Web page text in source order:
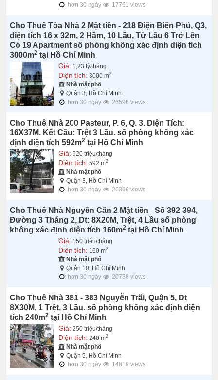
hơn 30 ngày
17761 views
Cho Thuê Tòa Nhà 2 Mặt tiền - 218 Điện Biên Phủ, Q3,
diện tích 16 x 32m, 2 Hầm, 10 Lầu, Từ Lầu 6 Trở Lên
Có 19 Apartment số phòng không xác định diện tích
3000m2 tại Hồ Chí Minh
Giá: 1,23 tỷ/tháng
Diện tích: 3000 m2
Nhà mặt phố
Quận 3, Hồ Chí Minh
hơn 30 ngày
26596 views
Cho Thuê Nhà 200 Pasteur, P. 6, Q. 3. Diện Tích:
16X37M. Kết Cấu: Trệt 3 Lầu. số phòng không xác
định diện tích 592m2 tại Hồ Chí Minh
Giá: 520 triệu/tháng
Diện tích: 592 m2
Nhà mặt phố
Quận 3, Hồ Chí Minh
hơn 30 ngày
26396 views
Cho Thuê Nhà Nguyên Căn 2 Mặt tiền - Số 392-394,
Đường 3 Tháng 2, Dt: 8X20M, Trệt, 4 Lầu số phòng
không xác định diện tích 160m2 tại Hồ Chí Minh
Giá: 150 triệu/tháng
Diện tích: 160 m2
Nhà mặt phố
Quận 10, Hồ Chí Minh
hơn 30 ngày
20738 views
Cho Thuê Nhà 381 - 383 Nguyễn Trãi, Quận 5, Dt
8X30M, 1 Trệt, 3 Lầu. số phòng không xác định diện
tích 240m2 tại Hồ Chí Minh
Giá: 250 triệu/tháng
Diện tích: 240 m2
Nhà mặt phố
Quận 5, Hồ Chí Minh
hơn 30 ngày
14819 views